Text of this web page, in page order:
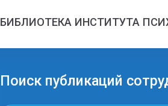
БИБЛИОТЕКА ИНСТИТУТА
Поиск публикаций